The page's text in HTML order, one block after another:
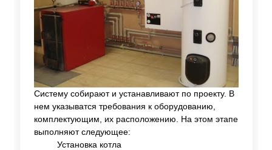
Систему собирают и устанавливают по проекту. В
нем указыватся требования к оборудованию,
комплектующим, их расположению. На этом этапе
выполняют следующее:
Установка котла